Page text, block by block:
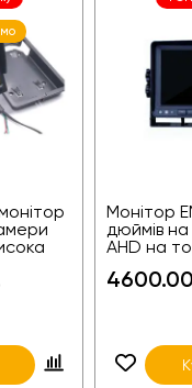
Монітор
дюймів
AHD на